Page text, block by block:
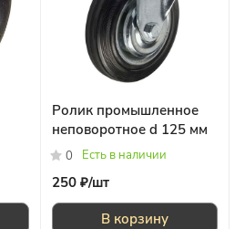
Ролик промышленное
неповоротное d 125 мм
0 Есть в наличии
250 ₽/шт
В корзину